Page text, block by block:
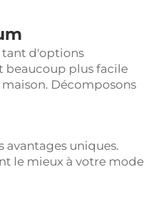
tant d'options
beaucoup plus facile
Décomposons
uniques.
le mieux à votre mode